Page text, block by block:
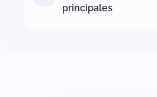
principales